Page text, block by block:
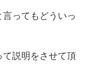
ってもどういっ
て説明をさせて頂